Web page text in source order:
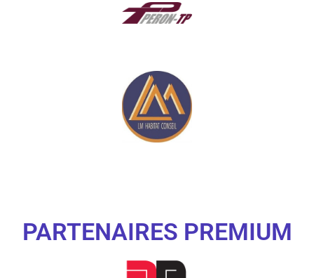
PARTENAIRES PREMIUM